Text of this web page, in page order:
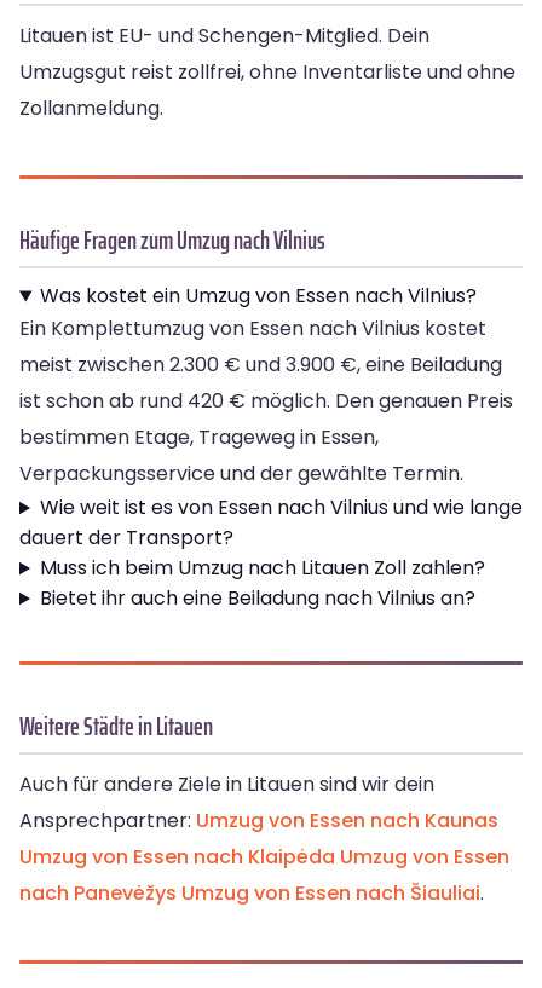
Litauen ist EU- und Schengen-Mitglied. Dein
Umzugsgut reist zollfrei, ohne Inventarliste und ohne
Zollanmeldung.
Häufige Fragen zum Umzug nach Vilnius
Was kostet ein Umzug von Essen nach Vilnius?
Ein Komplettumzug von Essen nach Vilnius kostet
meist zwischen 2.300 € und 3.900 €, eine Beiladung
ist schon ab rund 420 € möglich. Den genauen Preis
bestimmen Etage, Trageweg in Essen,
Verpackungsservice und der gewählte Termin.
Wie weit ist es von Essen nach Vilnius und wie lange
dauert der Transport?
Muss ich beim Umzug nach Litauen Zoll zahlen?
Bietet ihr auch eine Beiladung nach Vilnius an?
Weitere Städte in Litauen
Auch für andere Ziele in Litauen sind wir dein
Ansprechpartner: Umzug von Essen nach Kaunas
Umzug von Essen nach Klaipėda Umzug von Essen
nach Panevėžys Umzug von Essen nach Šiauliai.